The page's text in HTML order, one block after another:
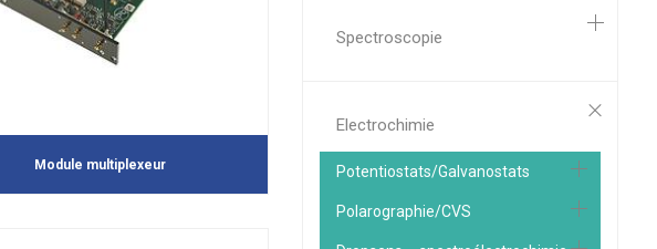
Spectroscopie
Electrochimie
Potentiostats/Galvanostats
Polarographie/CVS
Module multiplexeur